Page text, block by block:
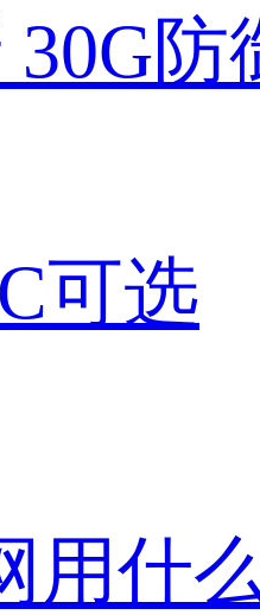
防
可选
用什